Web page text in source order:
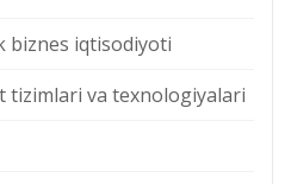
biznes iqtisodiyoti
tizimlari va texnologiyalari